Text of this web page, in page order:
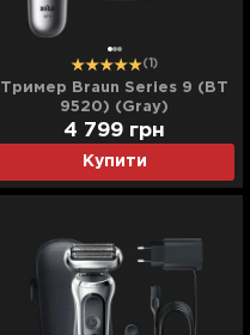
(1)
Тример Braun Series 9 (BT
9520) (Gray)
Купити
4 799 грн